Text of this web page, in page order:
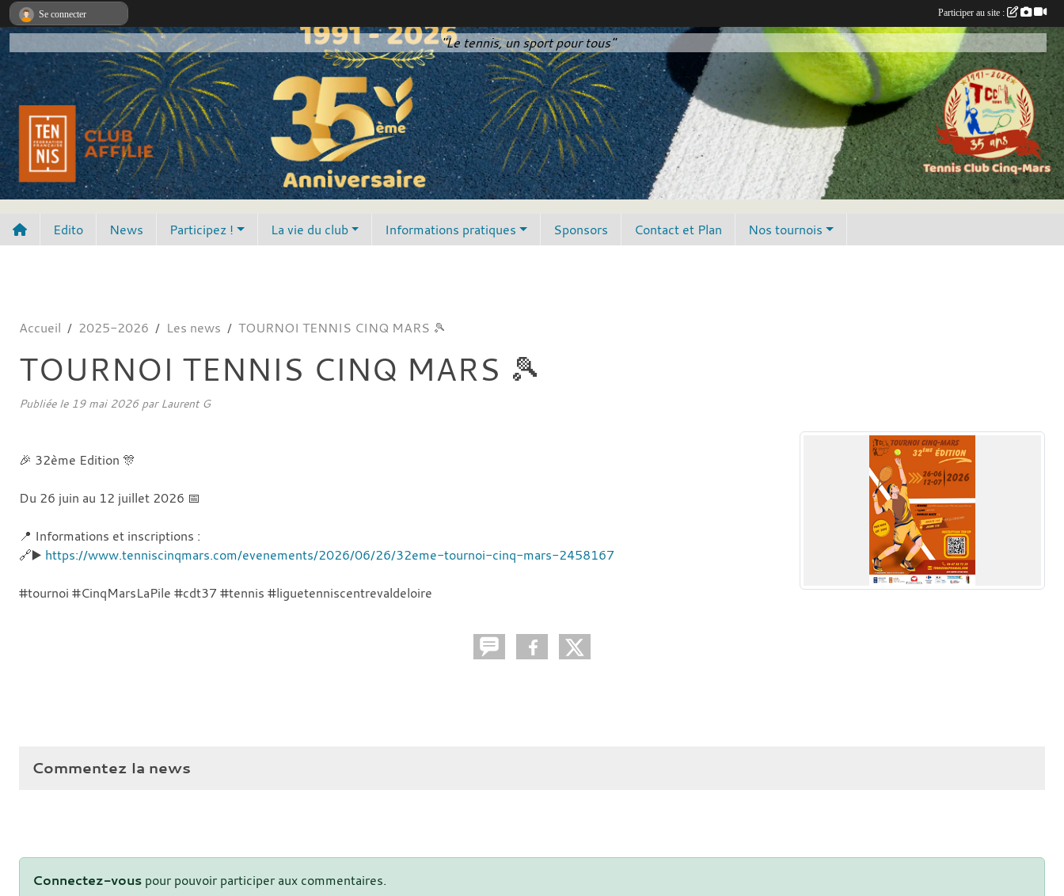
"Le tennis, un sport pour tous"
Edito News Participez ! La vie du club Informations pratiques Sponsors Contact et Plan Nos tournois
Accueil 2025-2026 Les news TOURNOI TENNIS CINQ MARS 🎾
TOURNOI TENNIS CINQ MARS 🎾
Publiée le 19 mai 2026par Laurent G
🎉 32ème Edition 🎊
Du 26 juin au 12 juillet 2026 📅
📍 Informations et inscriptions :
🔗▶️ https://www.tenniscinqmars.com/evenements/2026/06/26/32eme-tournoi-cinq-mars-2458167
#tournoi #CinqMarsLaPile #cdt37 #tennis #liguetenniscentrevaldeloire
Commentez la news
Connectez-vous pour pouvoir participer aux commentaires.
Se connecter Participer au site :
Panneau de gestion des cookies